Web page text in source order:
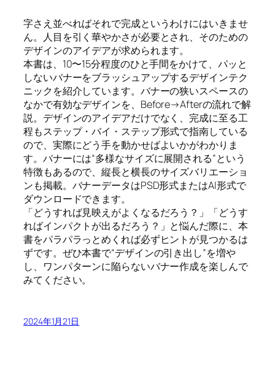
字さえ並べればそれで完成というわけにはいきませ
ん。人目を引く華やかさが必要とされ、そのための
デザインのアイデアが求められます。
本書は、10〜15分程度のひと手間をかけて、パッと
しないバナーをブラッシュアップするデザインテク
ニックを紹介しています。バナーの狭いスペースの
なかで有効なデザインを、Before→Afterの流れで解
説。デザインのアイデアだけでなく、完成に至る工
程もステップ・バイ・ステップ形式で指南している
ので、実際にどう手を動かせばよいかがわかりま
す。バナーには“多様なサイズに展開される”という
特徴もあるので、縦長と横長のサイズバリエーショ
ンも掲載。バナーデータはPSD形式またはAI形式で
ダウンロードできます。
「どうすれば見映えがよくなるだろう？」「どうす
ればインパクトが出るだろう？」と悩んだ際に、本
書をパラパラっとめくれば必ずヒントが見つかるは
ずです。ぜひ本書で“デザインの引き出し”を増や
し、ワンパターンに陥らないバナー作成を楽しんで
みてください。
2024年1月21日